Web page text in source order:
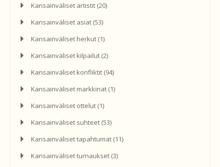
Kansainväliset artistit (20)
Kansainväliset asiat (53)
Kansainväliset herkut (1)
Kansainväliset kilpailut (2)
Kansainväliset konfliktit (94)
Kansainväliset markkinat (1)
Kansainväliset ottelut (1)
Kansainväliset suhteet (53)
Kansainväliset tapahtumat (11)
Kansainväliset turnaukset (3)